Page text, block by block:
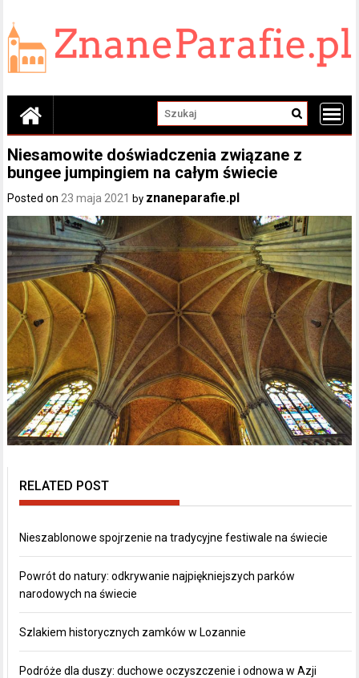
content
Niesamowite doświadczenia związane z
bungee jumpingiem na całym świecie
Posted on 23 maja 2021 by znaneparafie.pl
RELATED POST
Nieszablonowe spojrzenie na tradycyjne festiwale na świecie
Powrót do natury: odkrywanie najpiękniejszych parków
narodowych na świecie
Szlakiem historycznych zamków w Lozannie
Podróże dla duszy: duchowe oczyszczenie i odnowa w Azji